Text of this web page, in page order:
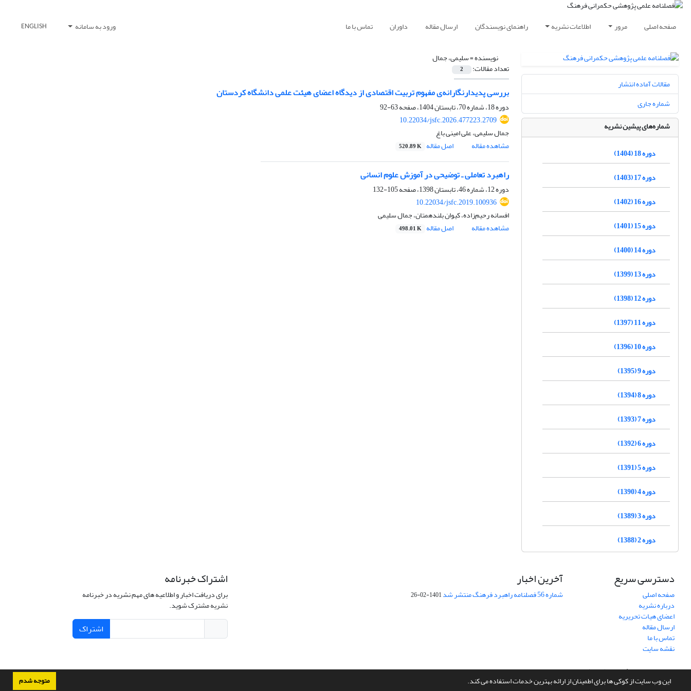
این وب سایت از کوکی ها برای اطمینان از ارائه بهترین خدمات استفاده می کند. متوجه شدم
صفحه اصلی مرور اطلاعات نشریه راهنمای نویسندگان ارسال مقاله داوران تماس با ما ورود به سامانه ENGLISH
نویسنده =سلیمی، جمال
تعداد مقالات: 2
بررسی پدیدارنگارانه‌ی مفهوم تربیت اقتصادی از دیدگاه اعضای هیئت علمی دانشگاه کردستان
دوره 18، شماره 70، تابستان 1404، صفحه
63-92
10.22034/jsfc.2026.477223.2709
جمال سلیمی، علی امینی باغ
مشاهده مقاله
اصل مقاله 520.89 K
راهبرد تعاملی ـ توضیحی در آموزش علوم انسانی
دوره 12، شماره 46، تابستان 1398، صفحه
105-132
10.22034/jsfc.2019.100936
افسانه رحیم‌زاده، کیوان بلندهمتان، جمال سلیمی
مشاهده مقاله
اصل مقاله 498.01 K
مقالات آماده انتشار
شماره جاری
شماره‌های پیشین نشریه
دوره 18 (1404)
دوره 17 (1403)
دوره 16 (1402)
دوره 15 (1401)
دوره 14 (1400)
دوره 13 (1399)
دوره 12 (1398)
دوره 11 (1397)
دوره 10 (1396)
دوره 9 (1395)
دوره 8 (1394)
دوره 7 (1393)
دوره 6 (1392)
دوره 5 (1391)
دوره 4 (1390)
دوره 3 (1389)
دوره 2 (1388)
دسترسی سریع
صفحه اصلی
درباره نشریه
اعضای هیات تحریریه
ارسال مقاله
تماس با ما
نقشه سایت
آخرین اخبار
شماره 56 فصلنامه راهبرد فرهنگ منتشر شد 1401-02-26
اشتراک خبرنامه
برای دریافت اخبار و اطلاعیه های مهم نشریه در خبرنامه
نشریه مشترک شوید.
اشتراک
سامانه مدیریت نشریات علمی.طراحی و پیاده سازی ازسیناوب